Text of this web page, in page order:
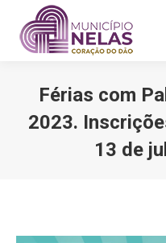
Férias com
2023.
13 de